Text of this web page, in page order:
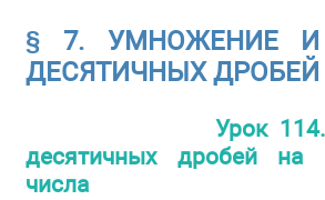
§ 7. УМНОЖЕНИЕ И
ДЕСЯТИЧНЫХ ДРОБЕЙ
Урок
десятичных дробей на
числа